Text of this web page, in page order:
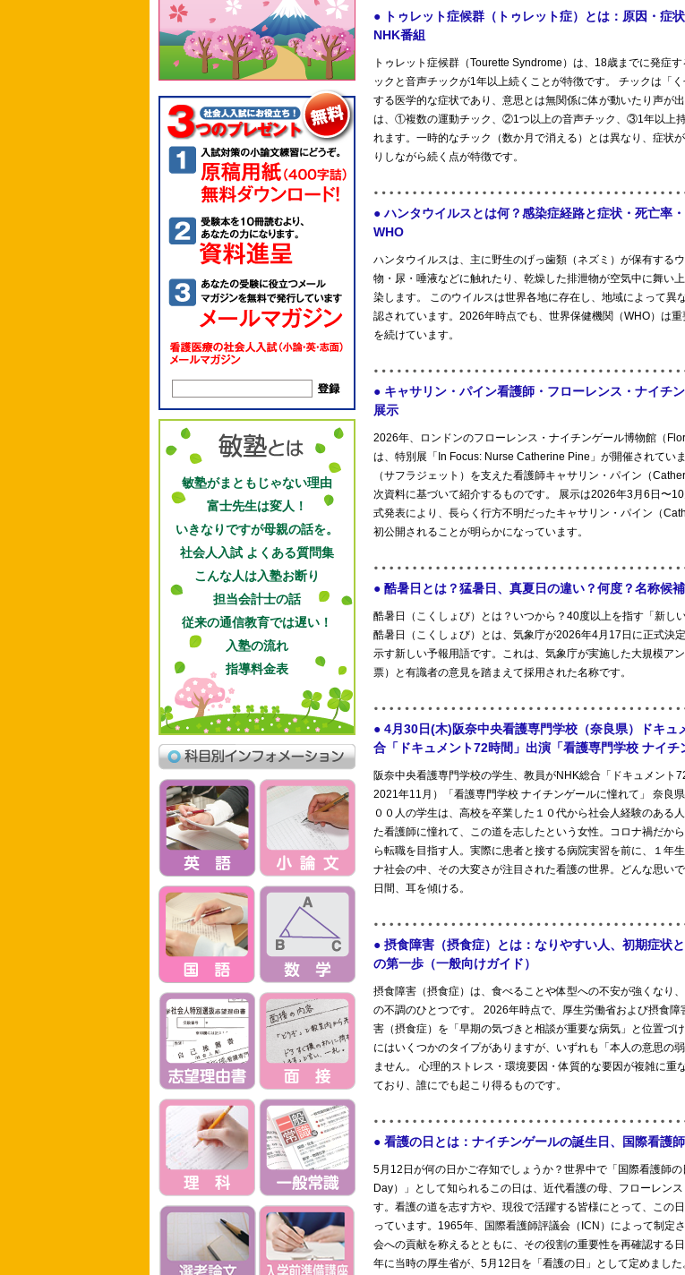
敏塾がまともじゃない理由
富士先生は変人！
いきなりですが母親の話を。
社会人入試 よくある質問集
こんな人は入塾お断り
担当会計士の話
従来の通信教育では遅い！
入塾の流れ
指導料金表